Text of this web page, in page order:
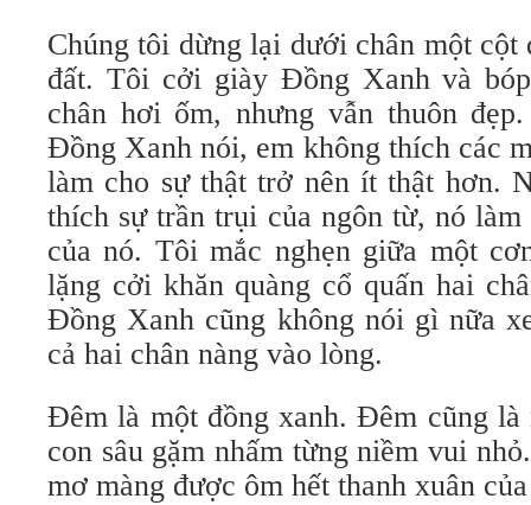
Chúng tôi dừng lại dưới chân một cột
đất. Tôi cởi giày Đồng Xanh và
chân hơi ốm, nhưng vẫn thuôn
Đồng Xanh nói, em không thích các
làm cho sự thật trở nên ít thật hơn.
thích sự trần trụi của ngôn từ, nó
của nó. Tôi mắc nghẹn giữa một
lặng cởi khăn quàng cổ quấn hai
Đồng Xanh cũng không nói gì nữa
cả hai chân nàng vào lòng.
Đêm là một đồng xanh. Đêm cũng
con sâu gặm nhấm từng niềm vui
mơ màng được ôm hết thanh xuân